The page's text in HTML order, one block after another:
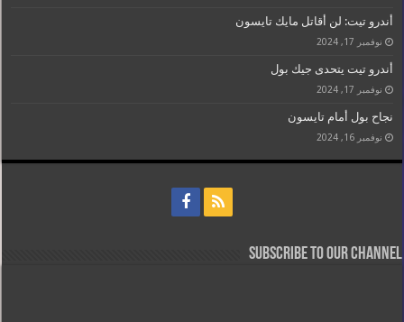
أندرو تيت: لن أقاتل مايك تايسون
نوفمبر 17, 2024
أندرو تيت يتحدى جيك بول
نوفمبر 17, 2024
نجاح بول أمام تايسون
نوفمبر 16, 2024
Subscribe to our Channel